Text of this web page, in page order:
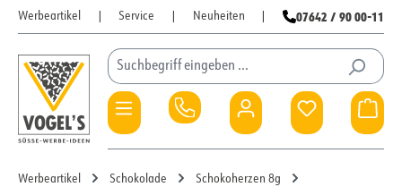
Zum Hauptinhalt springen
Werbeartikel Service Neuheiten 07642 / 90 00-11
Du hast 0
Werbeartikel Schokolade
Schokoherzen 8g